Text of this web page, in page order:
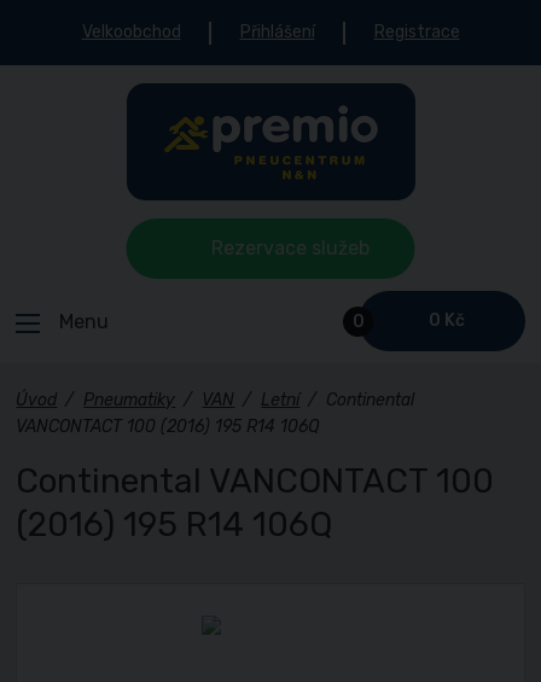
Velkoobchod Přihlášení Registrace
0 0 Kč
Menu
Rezervace služeb
Úvod / Pneumatiky / VAN / Letní / Continental
VANCONTACT 100 (2016) 195 R14 106Q
Continental VANCONTACT 100
(2016) 195 R14 106Q